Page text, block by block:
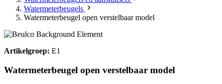
Watermeterbeugels
Watermeterbeugel open verstelbaar model
Artikelgroep: E1
Watermeterbeugel open verstelbaar model